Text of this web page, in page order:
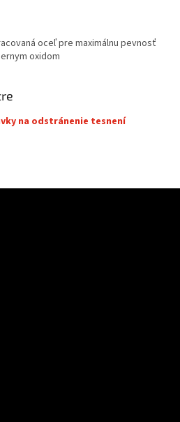
oceľ pre maximálnu pevnosť
oxidom
na odstránenie tesnení